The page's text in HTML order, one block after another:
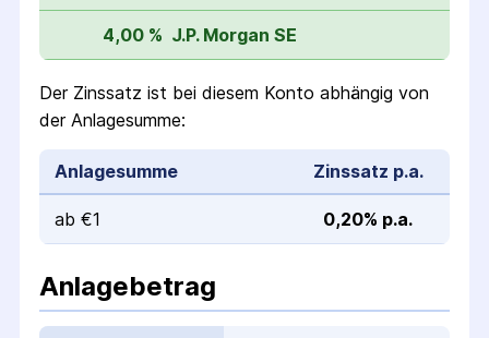
4,00 % J.P. Morgan SE
Der Zinssatz ist bei diesem Konto abhängig von
der Anlagesumme:
Anlagesumme Zinssatz p.a.
ab €1 0,20% p.a.
Anlagebetrag